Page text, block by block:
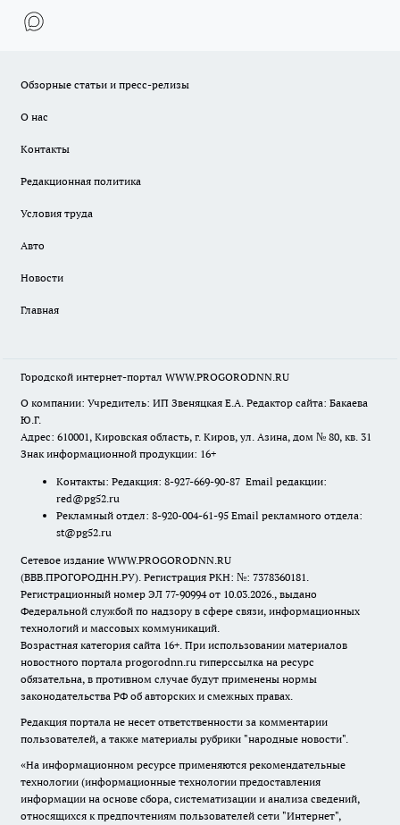
Обзорные статьи и пресс-релизы
О нас
Контакты
Редакционная политика
Условия труда
Авто
Новости
Главная
Городской интернет-портал WWW.PROGORODNN.RU
О компании: Учредитель: ИП Звеняцкая Е.А. Редактор сайта: Бакаева
Ю.Г.
Адрес: 610001, Кировская область, г. Киров, ул. Азина, дом № 80, кв. 31
Знак информационной продукции: 16+
Контакты: Редакция: 8-927-669-90-87 Email редакции:
red@pg52.ru
Рекламный отдел: 8-920-004-61-95 Email рекламного отдела:
st@pg52.ru
Сетевое издание WWW.PROGORODNN.RU
(ВВВ.ПРОГОРОДНН.РУ). Регистрация РКН: №: 7378360181.
Регистрационный номер ЭЛ 77-90994 от 10.03.2026., выдано
Федеральной службой по надзору в сфере связи, информационных
технологий и массовых коммуникаций.
Возрастная категория сайта 16+. При использовании материалов
новостного портала progorodnn.ru гиперссылка на ресурс
обязательна, в противном случае будут применены нормы
законодательства РФ об авторских и смежных правах.
Редакция портала не несет ответственности за комментарии
пользователей, а также материалы рубрики "народные новости".
«На информационном ресурсе применяются рекомендательные
технологии (информационные технологии предоставления
информации на основе сбора, систематизации и анализа сведений,
относящихся к предпочтениям пользователей сети "Интернет",